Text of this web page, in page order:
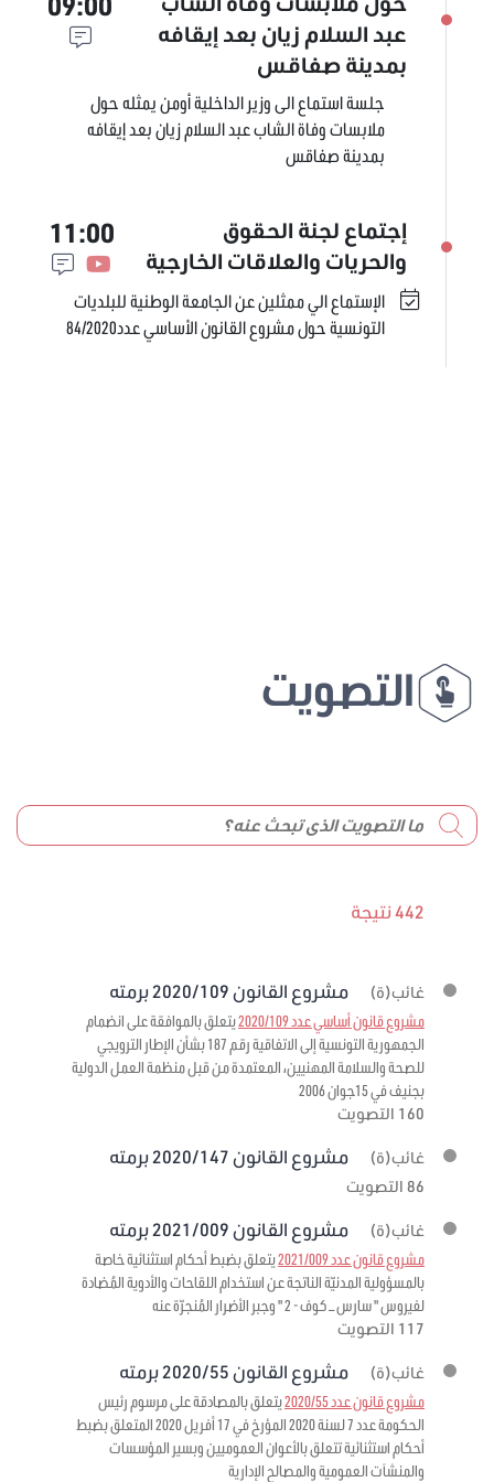
عبد السلام زيان بعد إيقافه
بمدينة صفاقس
جلسة استماع الى وزير الداخلية أومن يمثله حول
ملابسات وفاة الشاب عبد السلام زيان بعد إيقافه
بمدينة صفاقس
إجتماع لجنة الحقوق
والحريات والعلاقات الخارجية
11:00
الإستماع الي ممثلين عن الجامعة الوطنية للبلديات
التونسية حول مشروع القانون الأساسي عدد84/2020
التصويت
442 نتيجة
غائب(ة) مشروع القانون 2020/109 برمته
مشروع قانون أساسي عدد 2020/109
يتعلق بالموافقة على انضمام
الجمهورية التونسية إلى الاتفاقية رقم 187 بشأن الإطار الترويجي
للصحة والسلامة المهنيين، المعتمدة من قبل منظمة العمل الدولية
بجنيف في 15جوان 2006
160 التصويت
غائب(ة) مشروع القانون 2020/147 برمته
86 التصويت
غائب(ة) مشروع القانون 2021/009 برمته
مشروع قانون عدد 2021/009
يتعلق بضبط أحكام استثنائية خاصة
بالمسؤولية المدنيّة الناتجة عن استخدام اللقاحات والأدوية المُضادة
لفيروس " سارس – كوف - 2 " وجبر الأضرار المُنجرّة عنه
117 التصويت
غائب(ة) مشروع القانون 2020/55 برمته
مشروع قانون عدد 2020/55
يتعلق بالمصادقة على مرسوم رئيس
الحكومة عدد 7 لسنة 2020 المؤرخ في 17 أفريل 2020 المتعلق بضبط
أحكام استثنائية تتعلق بالأعوان العموميين وبسير المؤسسات
والمنشآت العمومية والمصالح الإدارية